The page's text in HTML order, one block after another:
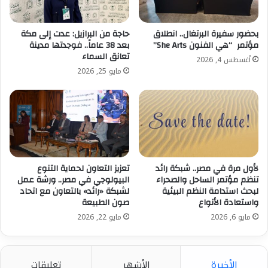
وأشاد الدكتور الضويني بالمكانة الحضارية والعلمية التي
تحتلها أوزبكستان، مشيرًا إلى أن مدنها التاريخية، وفي
مقدمتها سمرقند وبخارى وترمذ وطشقند، كانت منارات
للعلم والحضارة، وأنجبت نخبة من كبار أئمة الإسلام، مثل
الإمام البخاري، والإمام الترمذي، والإمام أبي منصور
الماتريدي، وغيرهم من العلماء الذين أثروا الحضارة الإنسانية
بعلومهم ومؤلفاتهم.
وفي ختام كلمته، أكد الضويني حرص الأزهر الشريف على
توسيع آفاق التعاون مع جمهورية أوزبكستان ومؤسساتها
العلمية والثقافية، بما يسهم في إحياء التراث الإسلامي،
وترسيخ قيم الوسطية والاعتدال، وتعزيز التعاون بين
مؤسسات العالم الإسلامي.
بحضور سفيرة البرتغال.. انطلاق
مؤتمر “هي الفنون She Arts”
أغسطس 4, 2026
حاجة من البرازيل: عدت إلى مكة
بعد 38 عاماً.. فوجدتها مدينة
تعانق السماء
مايو 25, 2026
لأول مرة في مصر.. شبكة رائد
تنظم مؤتمر الساحل والصحراء
لبحث استدامة النظم البيئية
واستعادة الأنواع
مايو 6, 2026
تعزيز التعاون لحماية التنوع
البيولوجي في مصر.. ورشة عمل
لشبكة «رائد» بالتعاون مع اتحاد
صون الطبيعة
مايو 22, 2026